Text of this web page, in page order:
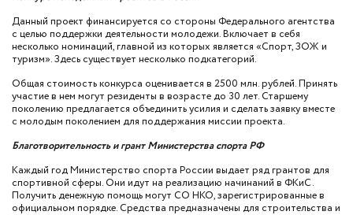
Данный проект финансируется со стороны Федерального агентства
с целью поддержки деятельности молодежи. Включает в себя
несколько номинаций, главной из которых является «Спорт, ЗОЖ и
туризм». Здесь существует несколько подкатегорий.
Общая стоимость конкурса оценивается в 2500 млн. рублей. Принять
участие в нем могут резиденты в возрасте до 30 лет. Старшему
поколению предлагается объединить усилия и сделать заявку вместе
с молодым поколением для поддержания миссии проекта.
Благотворительность и грант Министерства спорта РФ
Каждый год Министерство спорта России выдает ряд грантов для
спортивной сферы. Они идут на реализацию начинаний в ФКиС.
Получить денежную помощь могут СО НКО, зарегистрированные в
официальном порядке. Средства предназначены для строительства и